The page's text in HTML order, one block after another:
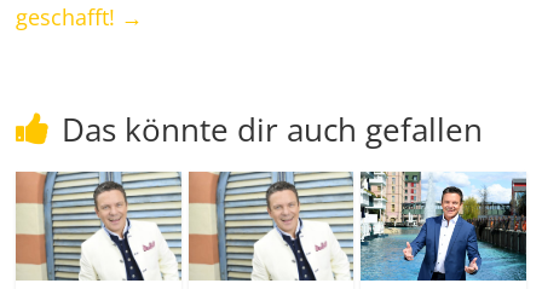
geschafft! →
Das könnte dir auch gefallen